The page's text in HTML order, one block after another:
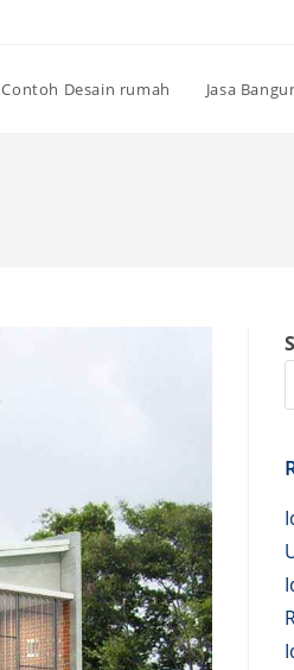
Contoh Desain rumah Jasa